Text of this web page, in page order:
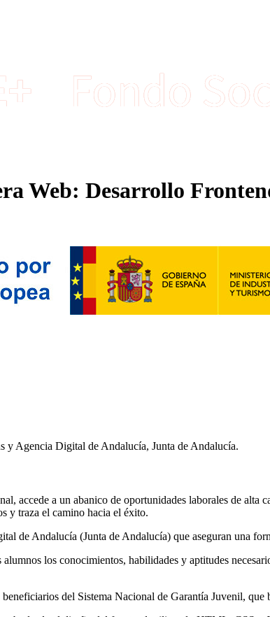
Web: Desarrollo
y Agencia Digital de Andalucía, Junta de Andalucía.
accede a un abanico de oportunidades laborales de
y traza el camino hacia el éxito.
de Andalucía (Junta de Andalucía) que aseguran una
los conocimientos, habilidades y aptitudes
del Sistema Nacional de Garantía Juvenil,